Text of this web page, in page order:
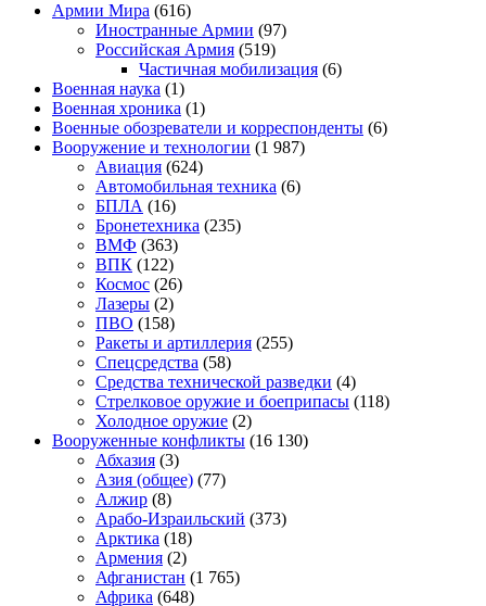
Армии Мира (616)
Иностранные Армии (97)
Российская Армия (519)
Частичная мобилизация (6)
Военная наука (1)
Военная хроника (1)
Военные обозреватели и корреспонденты (6)
Вооружение и технологии (1 987)
Авиация (624)
Автомобильная техника (6)
БПЛА (16)
Бронетехника (235)
ВМФ (363)
ВПК (122)
Космос (26)
Лазеры (2)
ПВО (158)
Ракеты и артиллерия (255)
Спецсредства (58)
Средства технической разведки (4)
Стрелковое оружие и боеприпасы (118)
Холодное оружие (2)
Вооруженные конфликты (16 130)
Абхазия (3)
Азия (общее) (77)
Алжир (8)
Арабо-Израильский (373)
Арктика (18)
Армения (2)
Афганистан (1 765)
Африка (648)